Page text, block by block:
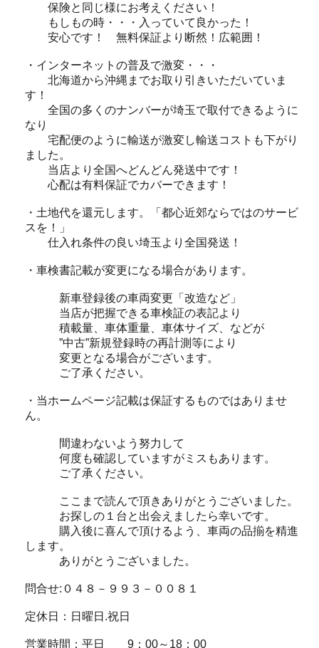
保険と同じ様にお考えください！
もしもの時・・・入っていて良かった！
安心です！ 無料保証より断然！広範囲！
・インターネットの普及で激変・・・
北海道から沖縄までお取り引きいただいていま
す！
全国の多くのナンバーが埼玉で取付できるように
なり
宅配便のように輸送が激変し輸送コストも下がり
ました。
当店より全国へどんどん発送中です！
心配は有料保証でカバーできます！
・土地代を還元します。「都心近郊ならではのサービ
スを！」
仕入れ条件の良い埼玉より全国発送！
・車検書記載が変更になる場合があります。
新車登録後の車両変更「改造など」
当店が把握できる車検証の表記より
積載量、車体重量、車体サイズ、などが
”中古”新規登録時の再計測等により
変更となる場合がございます。
ご了承ください。
・当ホームページ記載は保証するものではありませ
ん。
間違わないよう努力して
何度も確認していますがミスもあります。
ご了承ください。
ここまで読んで頂きありがとうございました。
お探しの１台と出会えましたら幸いです。
購入後に喜んで頂けるよう、車両の品揃を精進
します。
ありがとうございました。
問合せ:０４８－９９３－００８１
定休日：日曜日.祝日
営業時間：平日 9：00～18：00